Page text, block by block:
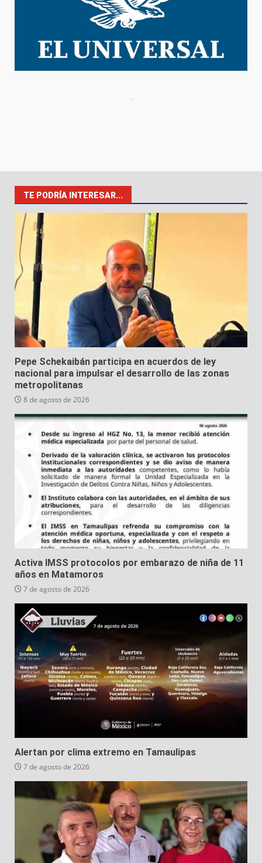
TE PODRÍA INTERESAR...
Pepe Schekaibán participa en acuerdos de ley
nacional para impulsar el desarrollo de las zonas
metropolitanas
8 de agosto de 2026
Activa IMSS protocolos por embarazo de niña de 11
años en Matamoros
7 de agosto de 2026
Alertan por clima extremo en Tamaulipas
7 de agosto de 2026